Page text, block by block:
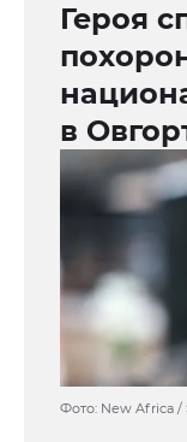
Героя
в
Фото: New Africa